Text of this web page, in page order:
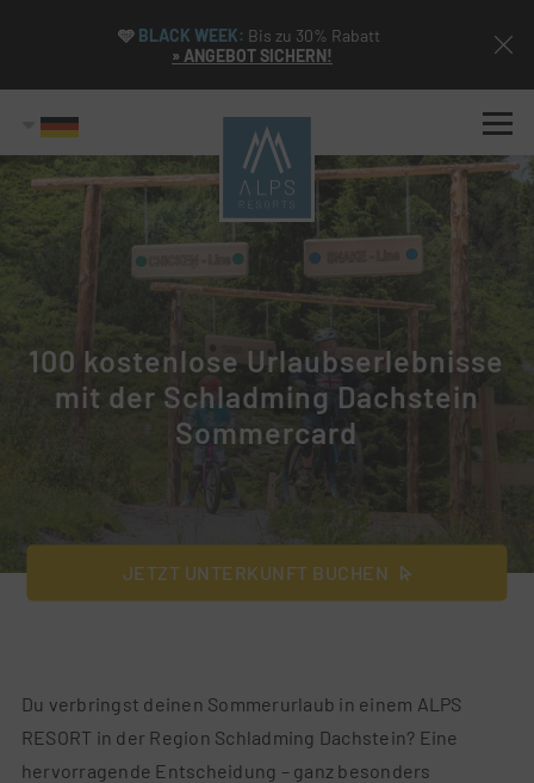
🩵 BLACK WEEK: Bis zu 30% Rabatt
» ANGEBOT SICHERN!
100 kostenlose Urlaubserlebnisse
mit der Schladming Dachstein
Sommercard
JETZT UNTERKUNFT BUCHEN
Du verbringst deinen Sommerurlaub in einem ALPS
RESORT in der Region Schladming Dachstein? Eine
hervorragende Entscheidung – ganz besonders